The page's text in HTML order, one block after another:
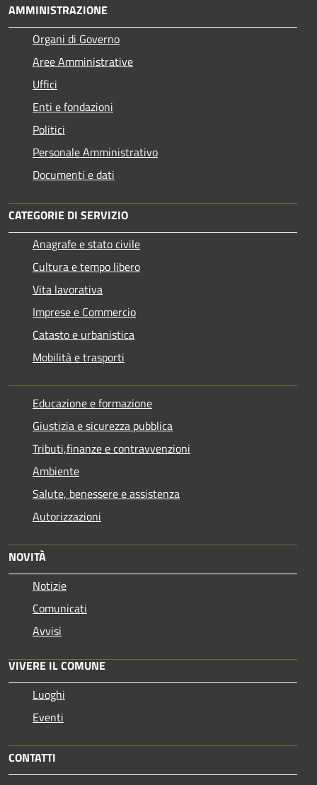
AMMINISTRAZIONE
Organi di Governo
Aree Amministrative
Uffici
Enti e fondazioni
Politici
Personale Amministrativo
Documenti e dati
CATEGORIE DI SERVIZIO
Anagrafe e stato civile
Cultura e tempo libero
Vita lavorativa
Imprese e Commercio
Catasto e urbanistica
Mobilità e trasporti
Educazione e formazione
Giustizia e sicurezza pubblica
Tributi,finanze e contravvenzioni
Ambiente
Salute, benessere e assistenza
Autorizzazioni
NOVITÀ
Notizie
Comunicati
Avvisi
VIVERE IL COMUNE
Luoghi
Eventi
CONTATTI